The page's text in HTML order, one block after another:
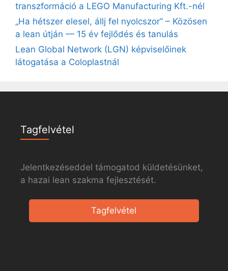
transzformáció a LEGO Manufacturing Kft.-nél
„Ha hétszer elesel, állj fel nyolcszor” – Közösen
a lean útján — 15 év fejlődés és tanulás
Lean Global Network (LGN) képviselőinek
látogatása a Coloplastnál
Tagfelvétel
Jelentkezéseddel támogatod küldetésünket,
a hazai lean szakma fejlesztését.
Tagfelvétel